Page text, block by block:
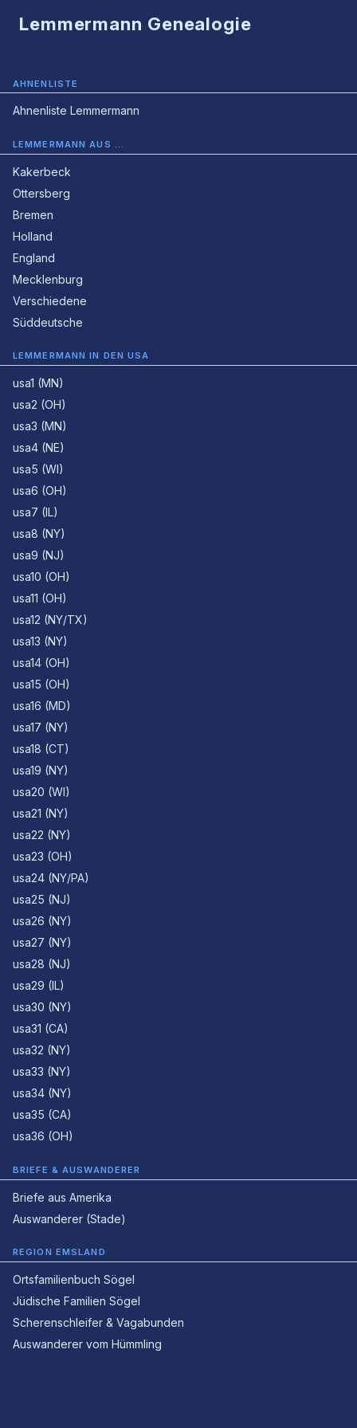
Lemmermann Genealogie
AHNENLISTE
Ahnenliste Lemmermann
LEMMERMANN AUS …
Kakerbeck
Ottersberg
Bremen
Holland
England
Mecklenburg
Verschiedene
Süddeutsche
LEMMERMANN IN DEN USA
usa1 (MN)
usa2 (OH)
usa3 (MN)
usa4 (NE)
usa5 (WI)
usa6 (OH)
usa7 (IL)
usa8 (NY)
usa9 (NJ)
usa10 (OH)
usa11 (OH)
usa12 (NY/TX)
usa13 (NY)
usa14 (OH)
usa15 (OH)
usa16 (MD)
usa17 (NY)
usa18 (CT)
usa19 (NY)
usa20 (WI)
usa21 (NY)
usa22 (NY)
usa23 (OH)
usa24 (NY/PA)
usa25 (NJ)
usa26 (NY)
usa27 (NY)
usa28 (NJ)
usa29 (IL)
usa30 (NY)
usa31 (CA)
usa32 (NY)
usa33 (NY)
usa34 (NY)
usa35 (CA)
usa36 (OH)
BRIEFE & AUSWANDERER
Briefe aus Amerika
Auswanderer (Stade)
REGION EMSLAND
Ortsfamilienbuch Sögel
Jüdische Familien Sögel
Scherenschleifer & Vagabunden
Auswanderer vom Hümmling